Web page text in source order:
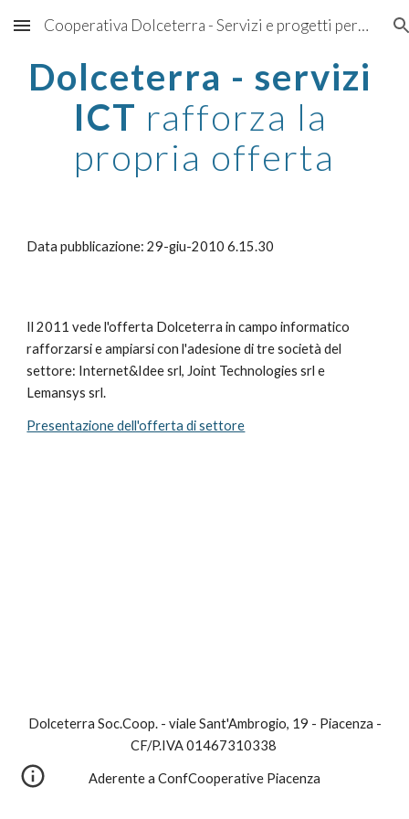
Skip to main content Skip to navigation
Cooperativa Dolceterra - Servizi e progetti per aziende che vogliono crescere
Dolceterra - servizi
ICT rafforza la
propria offerta
Data pubblicazione: 29-giu-2010 6.15.30
Il 2011 vede l'offerta Dolceterra in campo informatico
rafforzarsi e ampiarsi con l'adesione di tre società del
settore: Internet&Idee srl, Joint Technologies srl e
Lemansys srl.
Presentazione dell'offerta di settore
Dolceterra Soc.Coop. - viale Sant'Ambrogio, 19 - Piacenza -
CF/P.IVA 01467310338
Aderente a ConfCooperative Piacenza